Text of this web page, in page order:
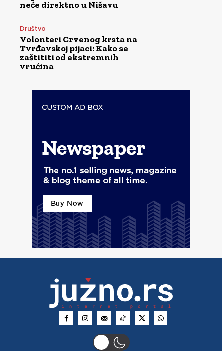
neće direktno u Nišavu
Društvo
Volonteri Crvenog krsta na
Tvrđavskoj pijaci: Kako se
zaštititi od ekstremnih
vrućina